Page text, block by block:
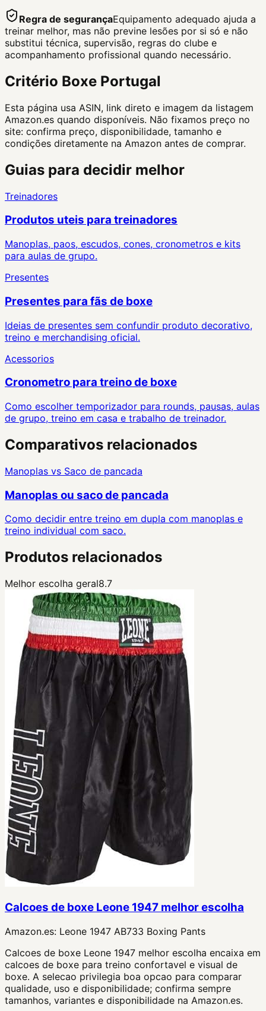
Regra de segurançaEquipamento adequado ajuda a
treinar melhor, mas não previne lesões por si só e não
substitui técnica, supervisão, regras do clube e
acompanhamento profissional quando necessário.
Critério Boxe Portugal
Esta página usa ASIN, link direto e imagem da listagem
Amazon.es quando disponíveis. Não fixamos preço no
site: confirma preço, disponibilidade, tamanho e
condições diretamente na Amazon antes de comprar.
Guias para decidir melhor
Treinadores
Produtos uteis para treinadores
Manoplas, paos, escudos, cones, cronometros e kits
para aulas de grupo.
Presentes
Presentes para fãs de boxe
Ideias de presentes sem confundir produto decorativo,
treino e merchandising oficial.
Acessorios
Cronometro para treino de boxe
Como escolher temporizador para rounds, pausas, aulas
de grupo, treino em casa e trabalho de treinador.
Comparativos relacionados
Manoplas vs Saco de pancada
Manoplas ou saco de pancada
Como decidir entre treino em dupla com manoplas e
treino individual com saco.
Produtos relacionados
Melhor escolha geral8.7
Calcoes de boxe Leone 1947 melhor escolha
Amazon.es: Leone 1947 AB733 Boxing Pants
Calcoes de boxe Leone 1947 melhor escolha encaixa em
calcoes de boxe para treino confortavel e visual de
boxe. A selecao privilegia boa opcao para comparar
qualidade, uso e disponibilidade; confirma sempre
tamanhos, variantes e disponibilidade na Amazon.es.